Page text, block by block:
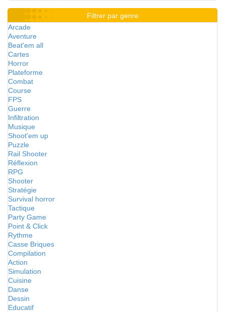
Filtrer par genre
Arcade
Aventure
Beat'em all
Cartes
Horror
Plateforme
Combat
Course
FPS
Guerre
Infiltration
Musique
Shoot'em up
Puzzle
Rail Shooter
Réflexion
RPG
Shooter
Stratégie
Survival horror
Tactique
Party Game
Point & Click
Rythme
Casse Briques
Compilation
Action
Simulation
Cuisine
Danse
Dessin
Educatif